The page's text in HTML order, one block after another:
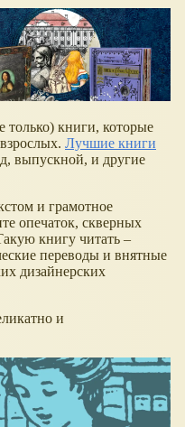
книги, которые
Лучшие книги
выпускной, и другие
и грамотное
опечаток, скверных
книгу читать –
переводы и внятные
дизайнерских
и